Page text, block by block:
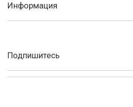
Информация
Подпишитесь